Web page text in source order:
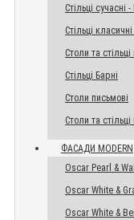
Стільці сучасні
Стільці
Столи та
Стільці Барні
Столи письмові
Столи та
ФАСАДИ MODERN
Oscar Pearl &
Oscar White &
Oscar White &